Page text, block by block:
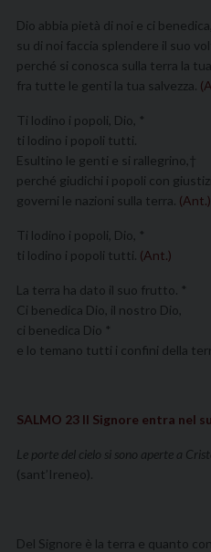
Dio abbia pietà di noi e ci
su di noi faccia splendere il suo
perché si conosca sulla terra la
fra tutte le genti la tua salvezza.
Ti lodino i popoli, Dio, *
ti lodino i popoli tutti.
Esultino le genti e si rallegrino,†
perché giudichi i popoli con
governi le nazioni sulla terra. (Ant.)
Ti lodino i popoli, Dio, *
ti lodino i popoli tutti. (Ant.)
La terra ha dato il suo frutto. *
Ci benedica Dio, il nostro Dio,
ci benedica Dio *
e lo temano tutti i confini della
SALMO 23 II Signore entra nel
Le porte del cielo si sono aperte a
(sant’Ireneo).
Del Signore è la terra e quanto